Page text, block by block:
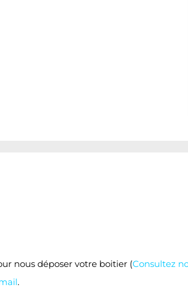
nous déposer votre boitier (Consultez
.